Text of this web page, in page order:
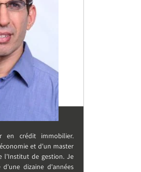
en crédit immobilier.
et d'un master
l'Institut de gestion. Je
d'une dizaine d'années